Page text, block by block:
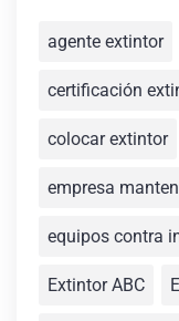
agente extintor
certificación
colocar extintor
empresa
equipos contra
Extintor ABC